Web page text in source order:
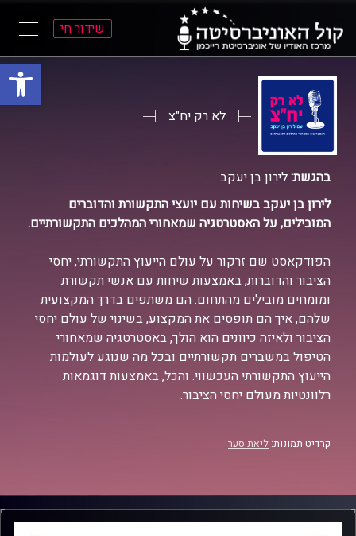
פתח
התפריט
התוכן
שידור חי
לא רק יח"צ
בהגשת:לירון בן יעקב
לירון בן יעקב בשיחות עם יועצי התקשורת והדוברים
המובילים, על האסטרטגיה שמאחורי המהלכים התקשורתיים.
הפודקאסט שם זרקור על עולם הייעוץ התקשורתי, יחסי
הציבור והדוברות, באמצעות שיחות עם אנשי תקשורת
ומומחים מובילים מהתחום. הם משתפים בדרך המקצועית
שלהם, איך הם תופסים את המקצוע, בשינוי של עולם יחסי
הציבור ולאיזה כיוונים הוא הולך, באסטרטגיה שמאחורי
הטיפול במשברים תקשורתיים ובכל מה שנוגע לעולמות
הייעוץ התקשורתי העכשווי. והכל, באמצעות דוגמאות
רלוונטיות מעולם יחסי הציבור.
קרדיט תמונות: ליאת סער